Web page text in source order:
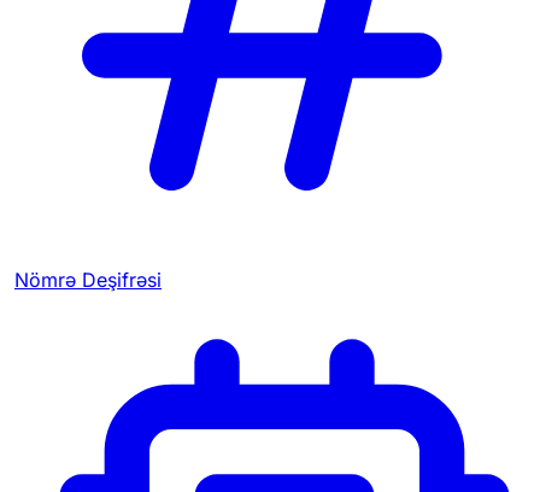
Nömrə Deşifrəsi